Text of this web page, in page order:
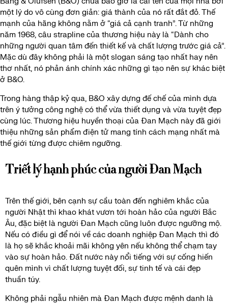
một lý do vô cùng đơn giản: giá thành của nó rất đắt đỏ. Thế
mạnh của hãng không nằm ở “giá cả cạnh tranh”. Từ những
năm 1968, câu strapline của thương hiệu này là “Dành cho
những người quan tâm đến thiết kế và chất lượng trước giá cả”.
Mặc dù đây không phải là một slogan sáng tạo nhất hay nên
thơ nhất, nó phản ánh chính xác những gì tạo nên sự khác biệt
ở B&O.
Trong hàng thập kỷ qua, B&O xây dựng đế chế của mình dựa
trên ý tưởng công nghệ có thể vừa thiết dụng và vừa tuyệt đẹp
cùng lúc. Thương hiệu huyền thoại của Đan Mạch này đã giới
thiệu những sản phẩm điện tử mang tính cách mạng nhất mà
thế giới từng được chiêm ngưỡng.
Triết lý hạnh phúc của người Đan Mạch
Trên thế giới, bên cạnh sự cầu toàn đến nghiêm khắc của
người Nhật thì khao khát vươn tới hoàn hảo của người Bắc
Âu, đặc biệt là người Đan Mạch cũng luôn được ngưỡng mộ.
Nếu có điều gì để nói về các doanh nghiệp Đan Mạch thì đó
là họ sẽ khắc khoải mãi không yên nếu không thể chạm tay
vào sự hoàn hảo. Đất nước này nổi tiếng với sự cống hiến
quên mình vì chất lượng tuyệt đối, sự tinh tế và cái đẹp
thuần túy.
Không phải ngẫu nhiên mà Đan Mạch được mệnh danh là